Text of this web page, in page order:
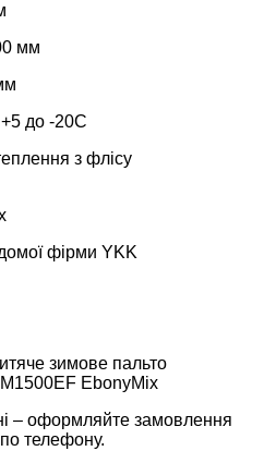
мм
до -20С
з флісу
фірми YKK
зимове пальто
EbonyMix
– оформляйте замовлення
телефону.